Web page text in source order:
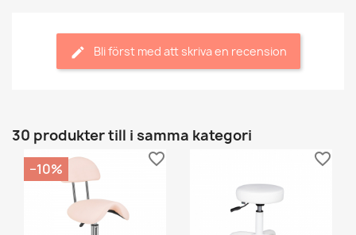
Bli först med att skriva en recension
30 produkter till i samma kategori
−10%
favorite_border favorite_border